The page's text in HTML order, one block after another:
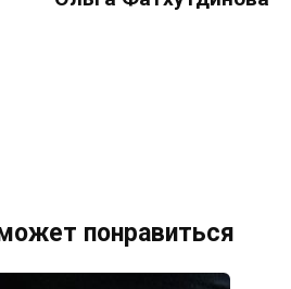
понравиться